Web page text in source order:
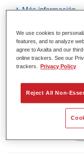
Más información
We use cookies to
features, and to analyze
agree to Axalta and our
online trackers. See our
trackers.
Privacy Policy
Reject All Non-